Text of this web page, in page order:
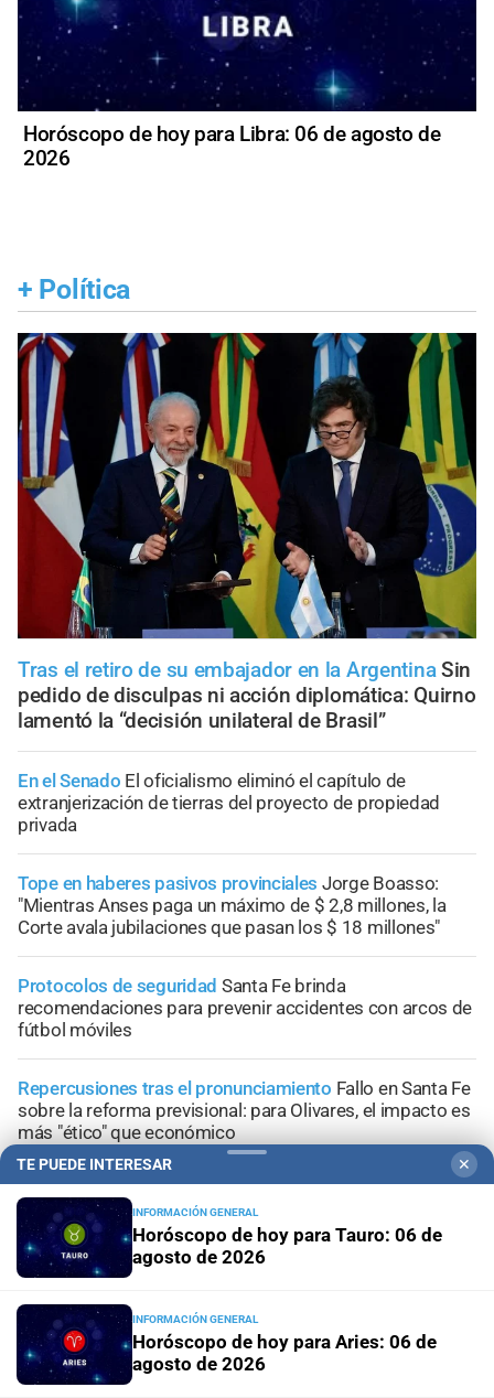
Horóscopo de hoy para Libra: 06 de agosto de
2026
+ Política
Tras el retiro de su embajador en la Argentina Sin
pedido de disculpas ni acción diplomática: Quirno
lamentó la “decisión unilateral de Brasil”
En el Senado El oficialismo eliminó el capítulo de
extranjerización de tierras del proyecto de propiedad
privada
Tope en haberes pasivos provinciales Jorge Boasso:
"Mientras Anses paga un máximo de $ 2,8 millones, la
Corte avala jubilaciones que pasan los $ 18 millones"
Protocolos de seguridad Santa Fe brinda
recomendaciones para prevenir accidentes con arcos de
fútbol móviles
Repercusiones tras el pronunciamiento Fallo en Santa Fe
sobre la reforma previsional: para Olivares, el impacto es
más "ético" que económico
+Área Metropolitana
TE PUEDE INTERESAR ✕
INFORMACIÓN GENERAL
Horóscopo de hoy para Tauro: 06 de
agosto de 2026
INFORMACIÓN GENERAL
Horóscopo de hoy para Aries: 06 de
agosto de 2026